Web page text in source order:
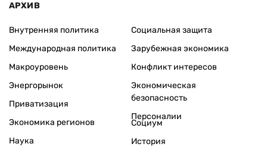
АРХИВ
Внутренняя политика
Международная политика
Макроуровень
Энергорынок
Приватизация
Экономика регионов
Социальная защита
Зарубежная экономика
Конфликт интересов
Экономическая
безопасность
Персоналии
Наука
Социум
История